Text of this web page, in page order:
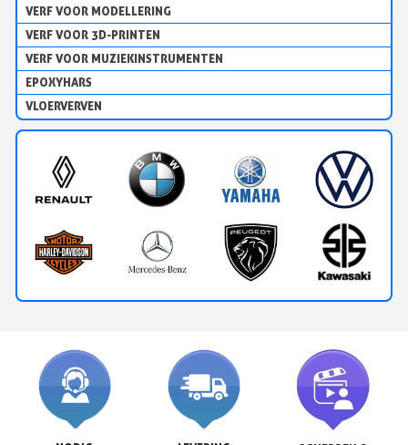
VERF VOOR MODELLERING
VERF VOOR 3D-PRINTEN
VERF VOOR MUZIEKINSTRUMENTEN
EPOXYHARS
VLOERVERVEN